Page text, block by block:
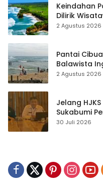
Keindahan
Dilirik
2 Agustus 2026
Pantai
Balawista
Waspada
2 Agustus 2026
Jelang
Sukabumi
Publikasi
30 Juli 2026